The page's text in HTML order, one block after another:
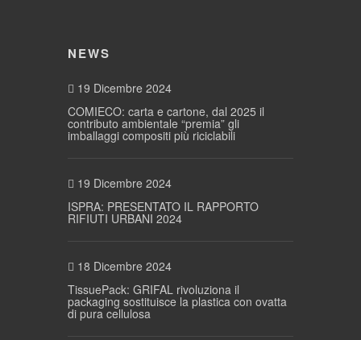
NEWS
19 Dicembre 2024
COMIECO: carta e cartone, dal 2025 il
contributo ambientale “premia” gli
imballaggi compositi più riciclabili
19 Dicembre 2024
ISPRA: PRESENTATO IL RAPPORTO
RIFIUTI URBANI 2024
18 Dicembre 2024
TissuePack: GRIFAL rivoluziona il
packaging sostituisce la plastica con ovatta
di pura cellulosa